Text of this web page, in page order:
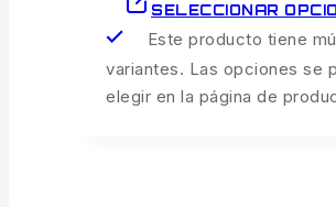
SELECCIONAR
Este producto tiene
variantes. Las opciones se
elegir en la página de